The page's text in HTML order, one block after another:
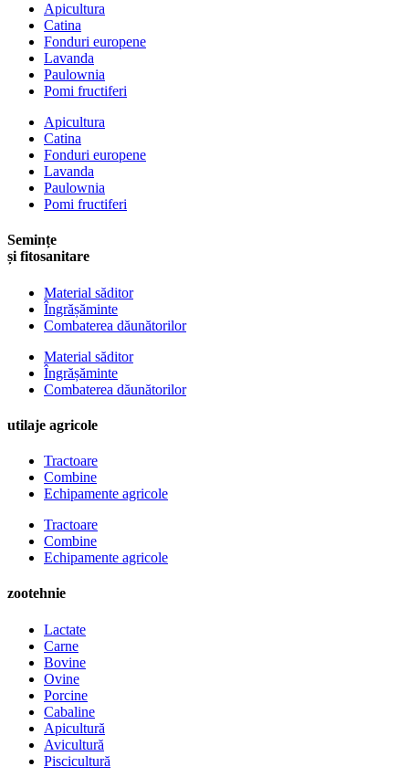
Apicultura
Catina
Fonduri europene
Lavanda
Paulownia
Pomi fructiferi
Apicultura
Catina
Fonduri europene
Lavanda
Paulownia
Pomi fructiferi
Semințe
și fitosanitare
Material săditor
Îngrășăminte
Combaterea dăunătorilor
Material săditor
Îngrășăminte
Combaterea dăunătorilor
utilaje agricole
Tractoare
Combine
Echipamente agricole
Tractoare
Combine
Echipamente agricole
zootehnie
Lactate
Carne
Bovine
Ovine
Porcine
Cabaline
Apicultură
Avicultură
Piscicultură